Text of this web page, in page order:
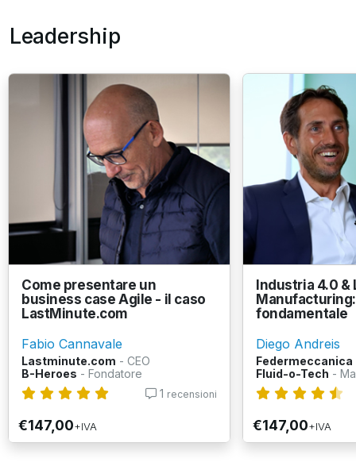
Leadership
Come presentare un
business case Agile - il caso
LastMinute.com
Fabio Cannavale
Lastminute.com - CEO
B-Heroes - Fondatore
1 recensioni
€147,00+IVA
Industria 4.0 &
fondamentale
Diego Andreis
Federmeccanica
Fluid-o-Tech -
€147,00+IVA